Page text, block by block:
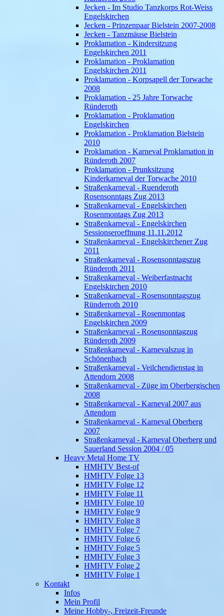
Jecken - Im Studio Tanzkorps Rot-Weiss
Engelskirchen
Jecken - Prinzenpaar Bielstein 2007-2008
Jecken - Tanzmäuse Bielstein
Proklamation - Kindersitzung
Engelskirchen 2011
Proklamation - Proklamation
Engelskirchen 2011
Proklamation - Korpsapell der Torwache
2008
Proklamation - 25 Jahre Torwache
Ründeroth
Proklamation - Proklamation
Engelskirchen
Proklamation - Proklamation Bielstein
2010
Proklamation - Karneval Proklamation in
Ründeroth 2007
Proklamation - Prunksitzung
Kinderkarneval der Torwache 2010
Straßenkarneval - Ruenderoth
Rosensonntags Zug 2013
Straßenkarneval - Engelskirchen
Rosenmontags Zug 2013
Straßenkarneval - Engelskirchen
Sessionseroeffnung 11.11.2012
Straßenkarneval - Engelskirchener Zug
2011
Straßenkarneval - Rosensonntagszug
Ründeroth 2011
Straßenkarneval - Weiberfastnacht
Engelskirchen 2010
Straßenkarneval - Rosensonntagszug
Ründerroth 2010
Straßenkarneval - Rosenmontag
Engelskirchen 2009
Straßenkarneval - Rosensonntagzug
Ründeroth 2009
Straßenkarneval - Karnevalszug in
Schönenbach
Straßenkarneval - Veilchendienstag in
Attendorn 2008
Straßenkarneval - Züge im Oberbergischen
2008
Straßenkarneval - Karneval 2007 aus
Attendorn
Straßenkarneval - Karneval Oberberg
2007
Straßenkarneval - Karneval Oberberg und
Sauerland Session 2004 / 05
Heavy Metal Home TV
HMHTV Best-of
HMHTV Folge 13
HMHTV Folge 12
HMHTV Folge 11
HMHTV Folge 10
HMHTV Folge 9
HMHTV Folge 8
HMHTV Folge 7
HMHTV Folge 6
HMHTV Folge 5
HMHTV Folge 3
HMHTV Folge 2
HMHTV Folge 1
Kontakt
Infos
Mein Profil
Meine Hobby-, Freizeit-Freunde